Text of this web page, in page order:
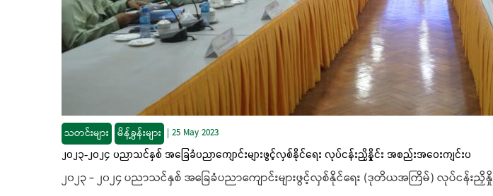
သတင်းများ မိန့်ခွန်းများ | 25 May 2023
၂၀၂၃-၂၀၂၄ ပညာသင်နှစ် အခြေခံပညာကျောင်းများဖွင့်လှစ်နိုင်ရေး လုပ်ငန်းညှိနှိုင်း အစည်းအဝေးကျင်းပ
၂၀၂၃ - ၂၀၂၄ ပညာသင်နှစ် အခြေခံပညာကျောင်းများဖွင့်လှစ်နိုင်ရေး (ဒုတိယအကြိမ်) လုပ်ငန်းညှိနှို